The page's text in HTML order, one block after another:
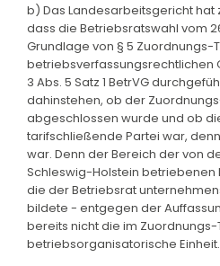
b) Das Landesarbeitsgericht
dass die Betriebsratswahl vom
Grundlage von § 5 Zuordnungs-
betriebsverfassungsrechtlichen
3 Abs. 5 Satz 1 BetrVG
dahinstehen, ob der
abgeschlossen wurde und ob
tarifschließende Partei war,
war. Denn der Bereich der von
Schleswig-Holstein betriebenen
die der Betriebsrat
bildete - entgegen der
bereits nicht die im
betriebsorganisatorische Einheit.